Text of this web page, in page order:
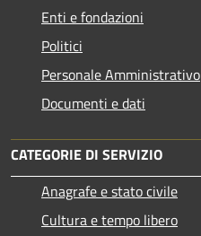
Enti e fondazioni
Politici
Personale Amministrativo
Documenti e dati
CATEGORIE DI SERVIZIO
Anagrafe e stato civile
Cultura e tempo libero